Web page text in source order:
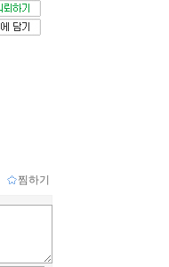
찜하기